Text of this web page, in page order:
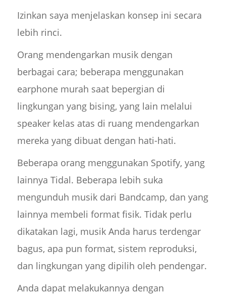
Izinkan saya menjelaskan konsep ini secara
lebih rinci.
Orang mendengarkan musik dengan
berbagai cara; beberapa menggunakan
earphone murah saat bepergian di
lingkungan yang bising, yang lain melalui
speaker kelas atas di ruang mendengarkan
mereka yang dibuat dengan hati-hati.
Beberapa orang menggunakan Spotify, yang
lainnya Tidal. Beberapa lebih suka
mengunduh musik dari Bandcamp, dan yang
lainnya membeli format fisik. Tidak perlu
dikatakan lagi, musik Anda harus terdengar
bagus, apa pun format, sistem reproduksi,
dan lingkungan yang dipilih oleh pendengar.
Anda dapat melakukannya dengan